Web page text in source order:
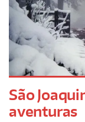
São
aventuras